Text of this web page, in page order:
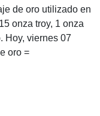
de oro utilizado en
onza troy, 1 onza
Hoy, viernes 07
oro =